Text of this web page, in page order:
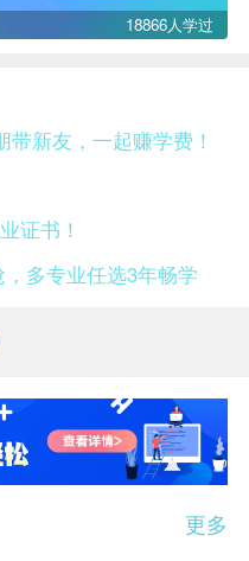
18866人学过
新友，一起赚学费！
证书！
多专业任选3年畅学
更多